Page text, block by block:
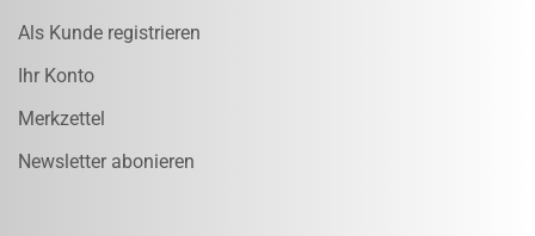
Als Kunde registrieren
Ihr Konto
Merkzettel
Newsletter abonieren